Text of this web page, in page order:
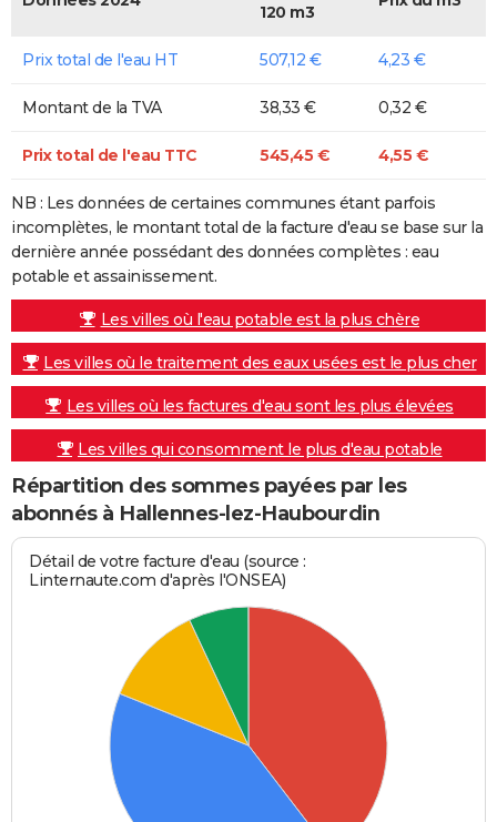
120 m3
Prix total de l'eau HT 507,12 € 4,23 €
Montant de la TVA 38,33 € 0,32 €
Prix total de l'eau TTC 545,45 € 4,55 €
NB : Les données de certaines communes étant parfois
incomplètes, le montant total de la facture d'eau se base sur la
dernière année possédant des données complètes : eau
potable et assainissement.
Les villes où l'eau potable est la plus chère
Les villes où le traitement des eaux usées est le plus cher
Les villes où les factures d'eau sont les plus élevées
Les villes qui consomment le plus d'eau potable
Répartition des sommes payées par les
abonnés à Hallennes-lez-Haubourdin
Détail de votre facture d'eau (source :
Linternaute.com d'après l'ONSEA)